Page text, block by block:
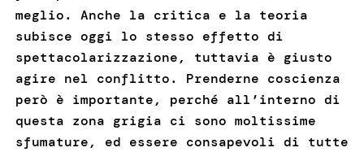
meglio. Anche la critica e la teoria
subisce oggi lo stesso effetto di
spettacolarizzazione, tuttavia è giusto
agire nel conflitto. Prenderne coscienza
però è importante, perché all’interno di
questa zona grigia ci sono moltissime
sfumature, ed essere consapevoli di tutte